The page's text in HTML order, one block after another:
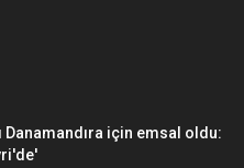
Danamandıra için emsal oldu: